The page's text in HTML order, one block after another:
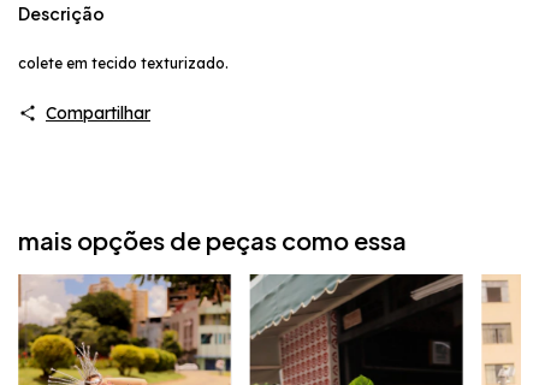
Descrição
colete em tecido texturizado.
Compartilhar
mais opções de peças como essa